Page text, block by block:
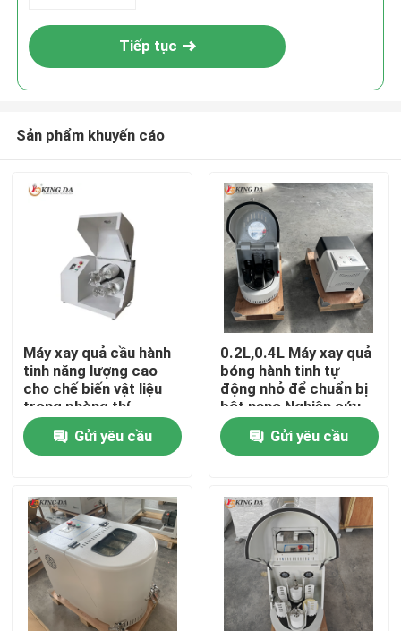
Nhà
Sản phẩm
Về chúng tôi
Tiếp tục
Sản phẩm khuyến cáo
Máy xay quả cầu hành
tinh năng lượng cao
cho chế biến vật liệu
trong phòng thí
nghiệm nghiền bột siêu
mịn
Gửi yêu cầu
0.2L,0.4L Máy xay quả
bóng hành tinh tự
động nhỏ để chuẩn bị
bột nano Nghiên cứu
vật liệu tiên tiến
Gửi yêu cầu